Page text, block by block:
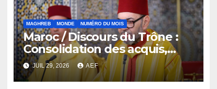
MAGHREB MONDE NUMÉRO DU MOIS
Maroc / Discours du Trône :
Consolidation des acquis,
résilience économique et
affirmation d’une
souveraineté stratégique
JUIL 29, 2026 AEF